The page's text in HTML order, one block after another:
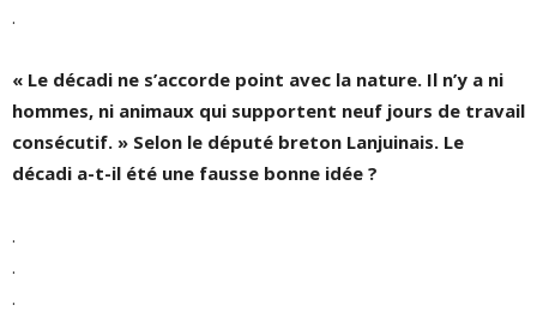
.
« Le décadi ne s’accorde point avec la nature. Il n’y a ni
hommes, ni animaux qui supportent neuf jours de travail
consécutif. » Selon le député breton Lanjuinais. Le
décadi a-t-il été une fausse bonne idée ?
.
.
.